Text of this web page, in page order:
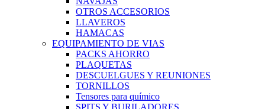
OTROS ACCESORIOS
LLAVEROS
HAMACAS
EQUIPAMIENTO DE VIAS
PACKS AHORRO
PLAQUETAS
DESCUELGUES Y REUNIONES
TORNILLOS
Tensores para químico
SPITS Y BURILADORES